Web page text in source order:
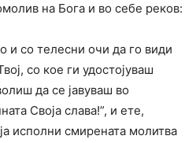
на Бога и во себе реков:
и co телесни очи да го види
co кое ги удостојуваш
да се јавуваш во
Своја слава!”, и ете,
исполни смирената молитва